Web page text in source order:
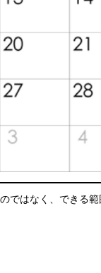
ではなく、できる